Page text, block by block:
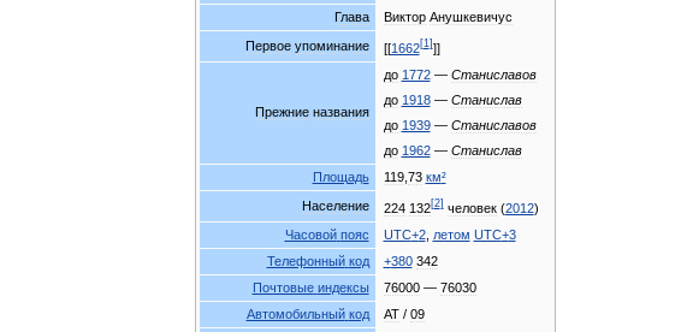
Глава Виктор Анушкевичус
Первое упоминание [[1662[1]]]
Прежние названия
до 1772— Станиславов
до 1918— Станислав
до 1939— Станиславов
до 1962— Станислав
Площадь
119, 73 км²
Население
224 132[2] человек(2012)
Часовой пояс UTC+2, летом UTC+3
Телефонный код +380 342
Почтовые индексы 76000— 76030
Автомобильный код AT/ 09